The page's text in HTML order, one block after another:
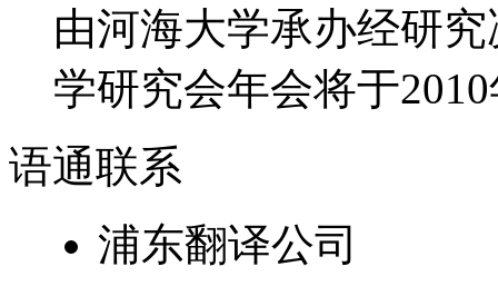
由河海大学承办经研
学研究会年会将于
语通联系
浦东翻译公司